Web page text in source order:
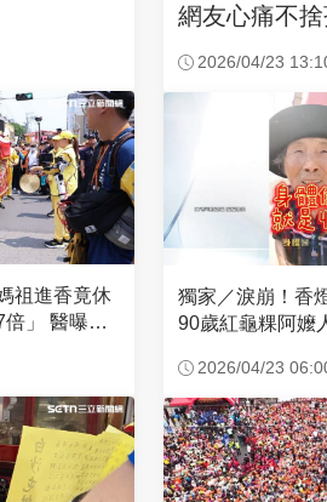
祖進香竟休
曝原
網友心痛不
2026/04/23
獨家／淚崩！香
90歲紅龜粿阿嬤
2026/04/23